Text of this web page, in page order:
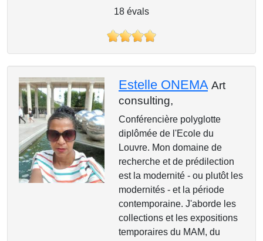
18 évals
Estelle ONEMA Art
consulting,
Conférencière polyglotte
diplômée de l'Ecole du
Louvre. Mon domaine de
recherche et de prédilection
est la modernité - ou plutôt les
modernités - et la période
contemporaine. J'aborde les
collections et les expositions
temporaires du MAM, du